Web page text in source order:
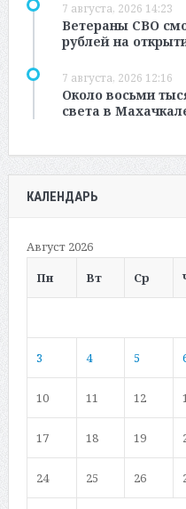
7 августа, 2026 14:23
Ветераны СВО
рублей на
7 августа, 2026 12:16
Около восьми
света в
КАЛЕНДАРЬ
Август 2026
Пн
Вт Ср
3 4 5
10 11 12
17 18 19
24 25 26